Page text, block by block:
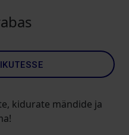
kidurate mändide ja